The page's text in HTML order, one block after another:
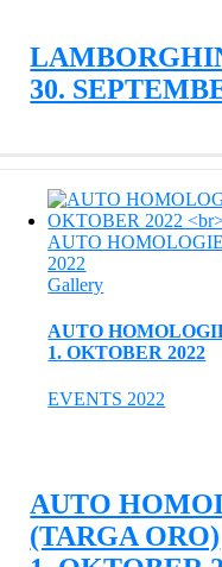
30.
AUTO
2022
Gallery
AUTO
1. OKTOBER 2022
EVENTS 2022
AUTO
(TARGA ORO)